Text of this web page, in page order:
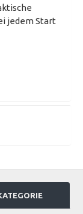
jedem Start